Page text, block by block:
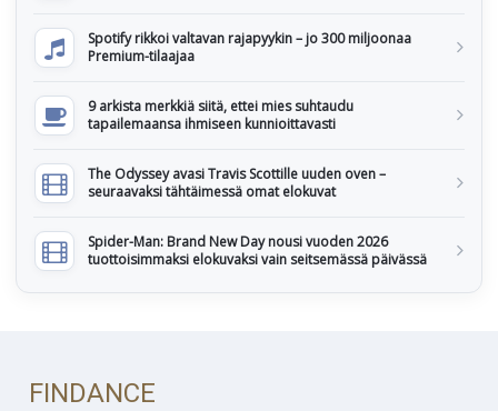
Spotify rikkoi valtavan rajapyykin – jo 300 miljoonaa
Premium-tilaajaa
9 arkista merkkiä siitä, ettei mies suhtaudu
tapailemaansa ihmiseen kunnioittavasti
The Odyssey avasi Travis Scottille uuden oven –
seuraavaksi tähtäimessä omat elokuvat
Spider-Man: Brand New Day nousi vuoden 2026
tuottoisimmaksi elokuvaksi vain seitsemässä päivässä
FINDANCE